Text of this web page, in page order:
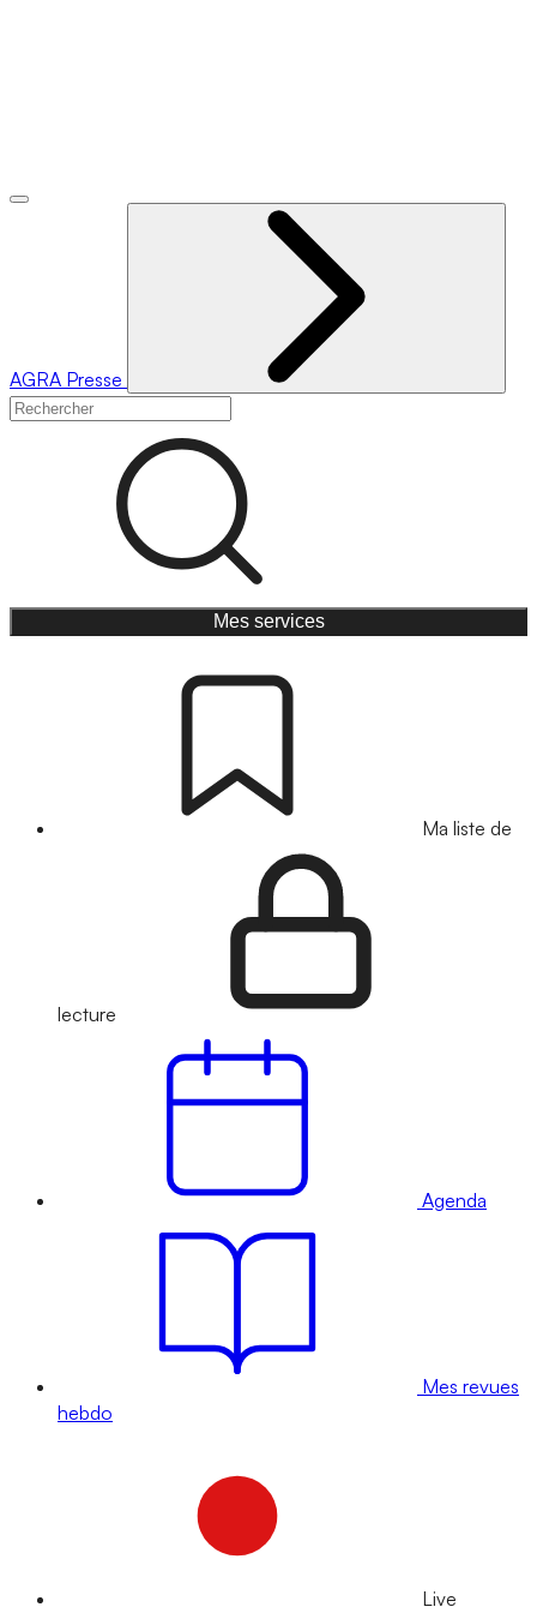
AGRA Presse
Mes services
Ma liste de
lecture
Agenda
Mes revues
hebdo
Live